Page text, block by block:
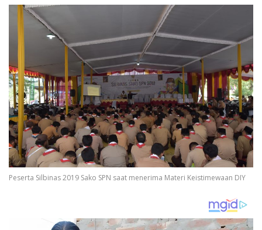
Peserta Silbinas 2019 Sako SPN saat menerima Materi Keistimewaan DIY